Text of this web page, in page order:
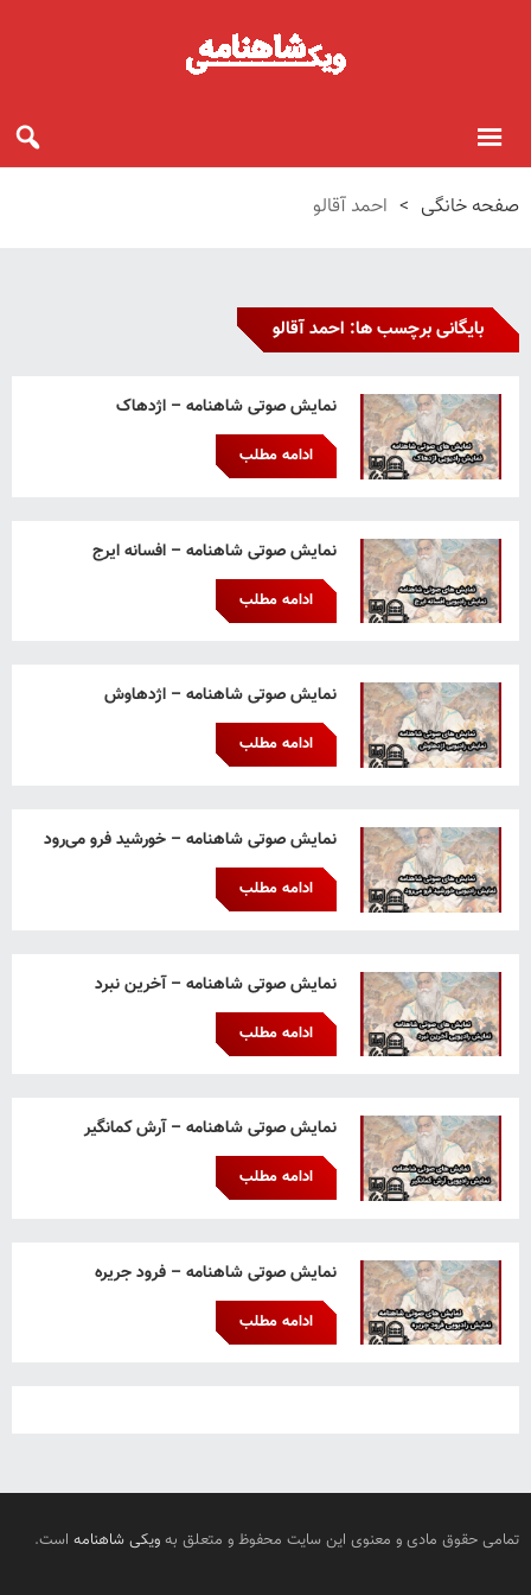
صفحه خانگی > احمد آقالو
بایگانی برچسب ها: احمد آقالو
نمایش صوتی شاهنامه – اژدهاک
ادامه مطلب
نمایش صوتی شاهنامه – افسانه ایرج
ادامه مطلب
نمایش صوتی شاهنامه – اژدهاوش
ادامه مطلب
نمایش صوتی شاهنامه – خورشید فرو می‌رود
ادامه مطلب
نمایش صوتی شاهنامه – آخرین نبرد
ادامه مطلب
نمایش صوتی شاهنامه – آرش کمانگیر
ادامه مطلب
نمایش صوتی شاهنامه – فرود جریره
ادامه مطلب
تمامی حقوق مادی و معنوی این سایت محفوظ و متعلق به ویکی شاهنامه است.